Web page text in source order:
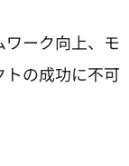
ーク向上、モ
の成功に不可